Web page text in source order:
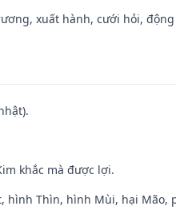
xuất hành, cưới hỏi,
khắc mà được lợi.
hình Thìn, hình Mùi, hại Mão,